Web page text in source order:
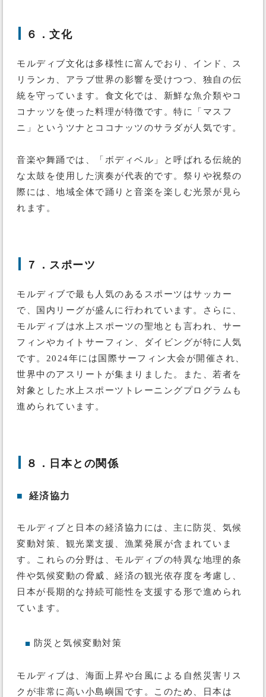
６．文化
モルディブ文化は多様性に富んでおり、インド、ス
リランカ、アラブ世界の影響を受けつつ、独自の伝
統を守っています。食文化では、新鮮な魚介類やコ
コナッツを使った料理が特徴です。特に「マスフ
ニ」というツナとココナッツのサラダが人気です。
音楽や舞踊では、「ボディベル」と呼ばれる伝統的
な太鼓を使用した演奏が代表的です。祭りや祝祭の
際には、地域全体で踊りと音楽を楽しむ光景が見ら
れます。
７．スポーツ
モルディブで最も人気のあるスポーツはサッカー
で、国内リーグが盛んに行われています。さらに、
モルディブは水上スポーツの聖地とも言われ、サー
フィンやカイトサーフィン、ダイビングが特に人気
です。2024年には国際サーフィン大会が開催され、
世界中のアスリートが集まりました。また、若者を
対象とした水上スポーツトレーニングプログラムも
進められています。
８．日本との関係
■ 経済協力
モルディブと日本の経済協力には、主に防災、気候
変動対策、観光業支援、漁業発展が含まれていま
す。これらの分野は、モルディブの特異な地理的条
件や気候変動の脅威、経済の観光依存度を考慮し、
日本が長期的な持続可能性を支援する形で進められ
ています。
■ 防災と気候変動対策
モルディブは、海面上昇や台風による自然災害リス
クが非常に高い小島嶼国です。このため、日本は